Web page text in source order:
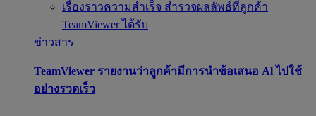
เรื่องราวความสำเร็จ สำรวจผลลัพธ์ที่ลูกค้า
TeamViewer ได้รับ
ข่าวสาร
TeamViewer รายงานว่าลูกค้ามีการนำข้อเสนอ Al ไปใช้
อย่างรวดเร็ว